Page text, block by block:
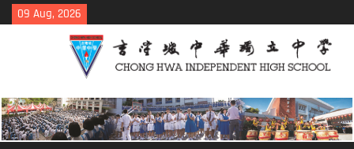
Skip
to
09 Aug, 2026